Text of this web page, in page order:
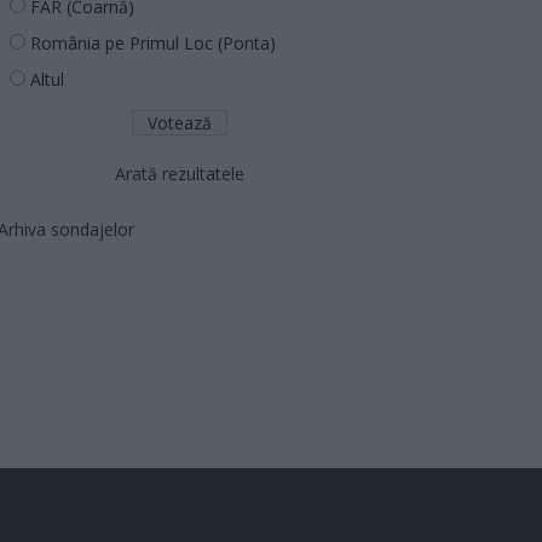
FAR (Coarnă)
România pe Primul Loc (Ponta)
Altul
Arată rezultatele
sondajelor